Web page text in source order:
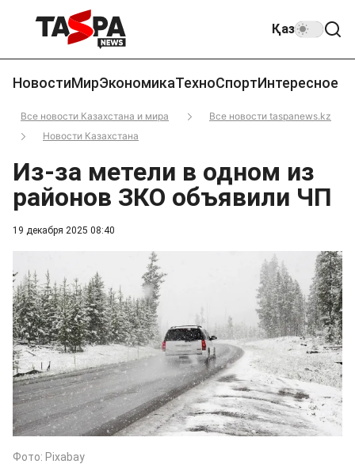
Қаз
НовостиМирЭкономикаТехноСпортИнтересное
Все новости Казахстана и мира
Все новости taspanews.kz
Новости Казахстана
19 декабря 2025 08:40
Из-за метели в одном из
районов ЗКО объявили ЧП
Фото: Pixabay